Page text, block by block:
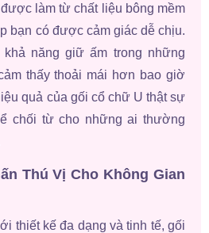
làm từ chất liệu bông mềm
bạn có được cảm giác dễ chịu.
năng giữ ấm trong những
thấy thoải mái hơn bao giờ
quả của gối cổ chữ U thật sự
chối từ cho những ai thường
Thú Vị Cho Không Gian
thiết kế đa dạng và tinh tế, gối